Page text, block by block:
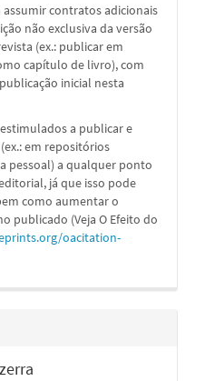
contratos adicionais
não exclusiva da versão
(ex.: publicar em
capítulo de livro), com
inicial nesta
a publicar e
em repositórios
pessoal) a qualquer ponto
já que isso pode
como aumentar o
publicado (Veja O Efeito do
oacitation-